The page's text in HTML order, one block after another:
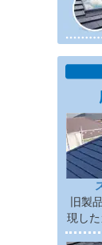
旧製
現し